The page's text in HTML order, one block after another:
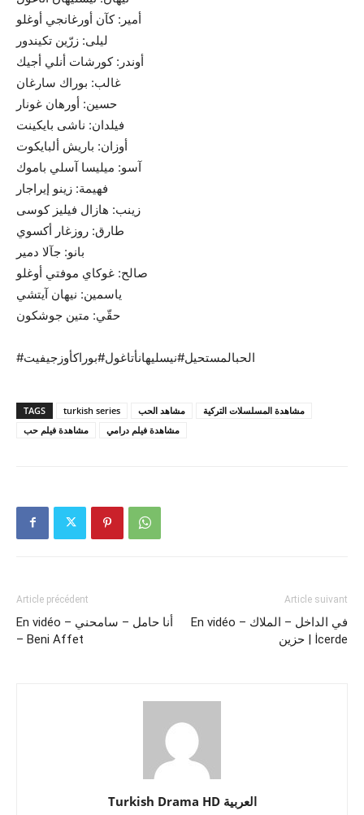
أمير: كآن أورغانجي أوغلو
ليلى: زرّين تكيندور
أوندر: كورشات أنلي أجيك
غالب: بوراك سارغان
حسين: أورهان غونار
فيلدان: ناشى بايكينت
أوزان: باريش ألبايكوت
آسو: ميليسا آسلي باموك
فهيمة: زينو إيراجار
زينب: هازال فيليز كوسى
طارق: روزغار أكسوي
بانو: جآلا دمير
صالح: غوكاي موفتي أوغلو
ياسمين: نيهان آيتشي
حقّي: متين جوشكون
#الحبالمستحيل#نيسليهانأتاغول#بوراكأوزجيفيت
TAGS turkish series مشاهد الحب
مشاهدة المسلسلات التركية
مشاهدة فيلم حب
مشاهدة فيلم درامي
Article précédent
En vidéo – أنا حامل – سامحني
– Beni Affet
Article suivant
En vidéo – في الداخل – الملاك
حزين | İcerde
Turkish Drama HD العربية